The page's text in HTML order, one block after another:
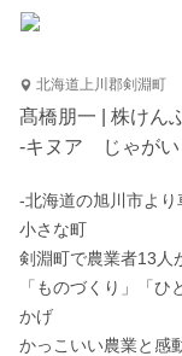
北海道上川郡剣淵町
髙橋朋一 | 株けん
-キヌア じゃが
-北海道の旭川市よ
小さな町
剣淵町で農業者13人
「ものづくり」「
かげ
かっこいい農業と感